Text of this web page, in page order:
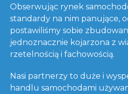
Obserwując rynek
standardy na nim panujące,
postawiliśmy sobie
jednoznacznie kojarzona z
rzetelnością i fachowością.
Nasi partnerzy to duże i
handlu samochodami